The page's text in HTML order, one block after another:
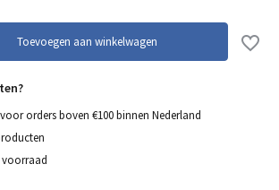
Toevoegen aan winkelwagen
orders boven €100 binnen Nederland
voorraad